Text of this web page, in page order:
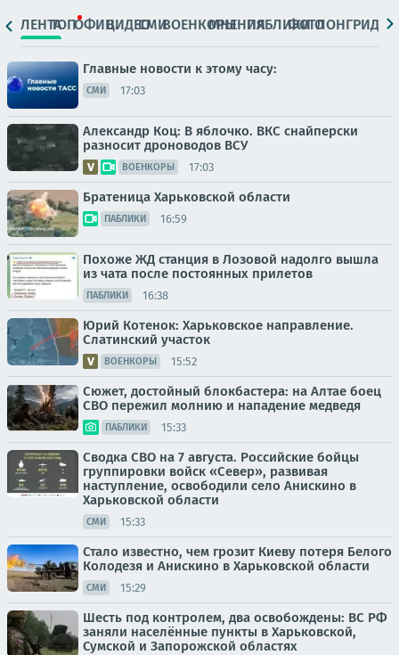
ЛЕНТАТОПОФИЦ.ВИДЕОСМИВОЕНКОРЫМНЕНИЯПАБЛИКИ
ФОТОЛОНГРИДЫ
Главные новости к этому часу:
СМИ 17:03
Александр Коц: В яблочко. ВКС снайперски
разносит дроноводов ВСУ
ВОЕНКОРЫ 17:03
Братеница Харьковской области
ПАБЛИКИ 16:59
Похоже ЖД станция в Лозовой надолго вышла
из чата после постоянных прилетов
ПАБЛИКИ 16:38
Юрий Котенок: Харьковское направление.
Слатинский участок
ВОЕНКОРЫ 15:52
Сюжет, достойный блокбастера: на Алтае боец
СВО пережил молнию и нападение медведя
ПАБЛИКИ 15:33
Сводка СВО на 7 августа. Российские бойцы
группировки войск «Север», развивая
наступление, освободили село Анискино в
Харьковской области
СМИ 15:33
Стало известно, чем грозит Киеву потеря Белого
Колодезя и Анискино в Харьковской области
СМИ 15:29
Шесть под контролем, два освобождены: ВС РФ
заняли населённые пункты в Харьковской,
Сумской и Запорожской областях